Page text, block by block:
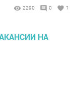
2290 0 1